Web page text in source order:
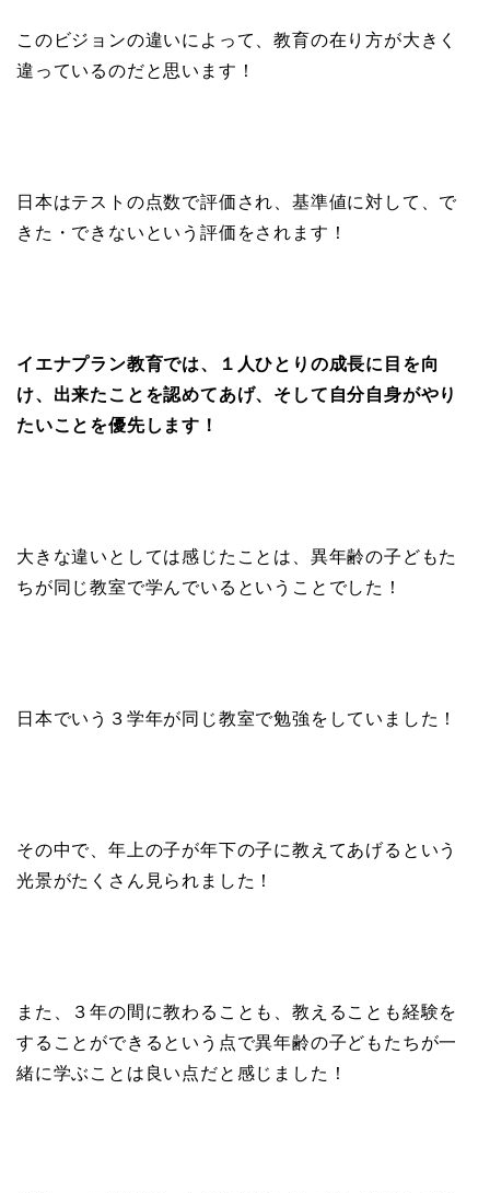
このビジョンの違いによって、教育の在り方が大きく
違っているのだと思います！
日本はテストの点数で評価され、基準値に対して、で
きた・できないという評価をされます！
イエナプラン教育では、１人ひとりの成長に目を向
け、出来たことを認めてあげ、そして自分自身がやり
たいことを優先します！
大きな違いとしては感じたことは、異年齢の子どもた
ちが同じ教室で学んでいるということでした！
日本でいう３学年が同じ教室で勉強をしていました！
その中で、年上の子が年下の子に教えてあげるという
光景がたくさん見られました！
また、３年の間に教わることも、教えることも経験を
することができるという点で異年齢の子どもたちが一
緒に学ぶことは良い点だと感じました！